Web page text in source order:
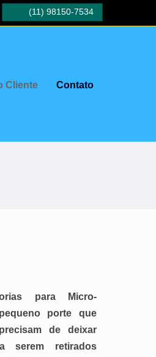
(11) 98150-7534
Fale conosco!
Cliente Contato
para Micro-
porte que
de deixar
serem retirados